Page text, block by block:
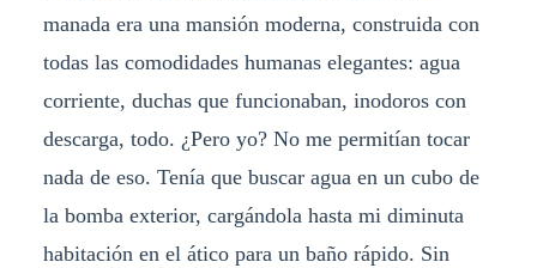
manada era una mansión moderna, construida con
todas las comodidades humanas elegantes: agua
corriente, duchas que funcionaban, inodoros con
descarga, todo. ¿Pero yo? No me permitían tocar
nada de eso. Tenía que buscar agua en un cubo de
la bomba exterior, cargándola hasta mi diminuta
habitación en el ático para un baño rápido. Sin